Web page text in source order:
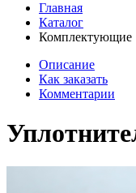
Главная
Каталог
Комплектующие
Описание
Как заказать
Комментарии